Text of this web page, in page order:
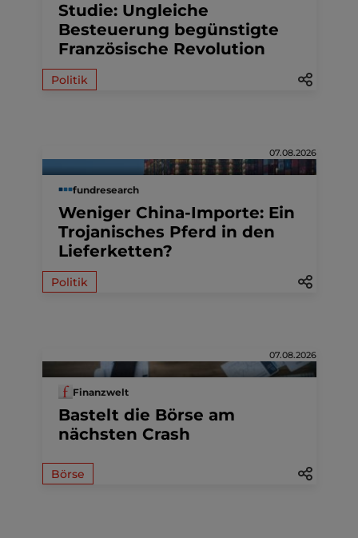
Studie: Ungleiche
Besteuerung begünstigte
Französische Revolution
Politik
07.08.2026
fundresearch
Weniger China-Importe: Ein
Trojanisches Pferd in den
Lieferketten?
Politik
07.08.2026
Finanzwelt
Bastelt die Börse am
nächsten Crash
Börse